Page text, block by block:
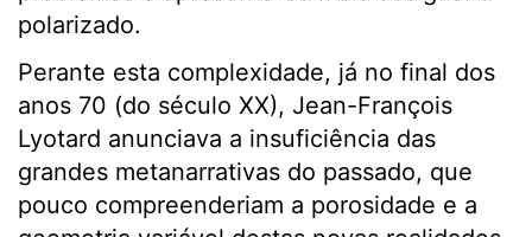
polarizado.
Perante esta complexidade, já no final dos
anos 70 (do século XX), Jean-François
Lyotard anunciava a insuficiência das
grandes metanarrativas do passado, que
pouco compreenderiam a porosidade e a